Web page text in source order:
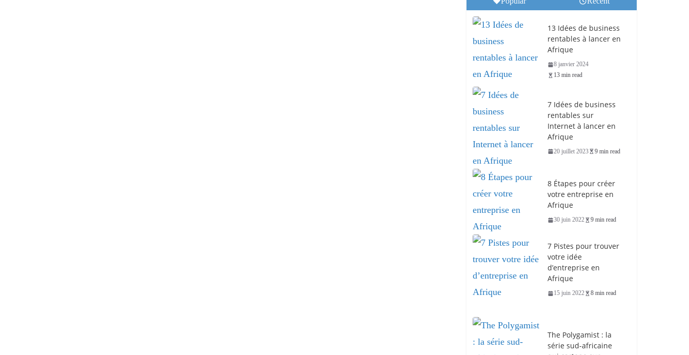
13 Idées de business
rentables à lancer en
Afrique
8 janvier 2024
13 min read
7 Idées de business
rentables sur
Internet à lancer en
Afrique
20 juillet 2023 9 min read
8 Étapes pour créer
votre entreprise en
Afrique
30 juin 2022 9 min read
7 Pistes pour trouver
votre idée
d’entreprise en
Afrique
15 juin 2022 8 min read
The Polygamist : la
série sud-africaine